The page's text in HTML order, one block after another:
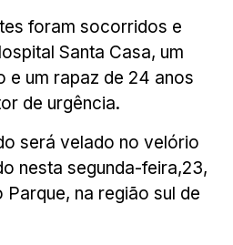
foram socorridos e
Santa Casa, um
e um rapaz de 24 anos
de urgência.
será velado no velório
nesta segunda-feira,23,
Parque, na região sul de